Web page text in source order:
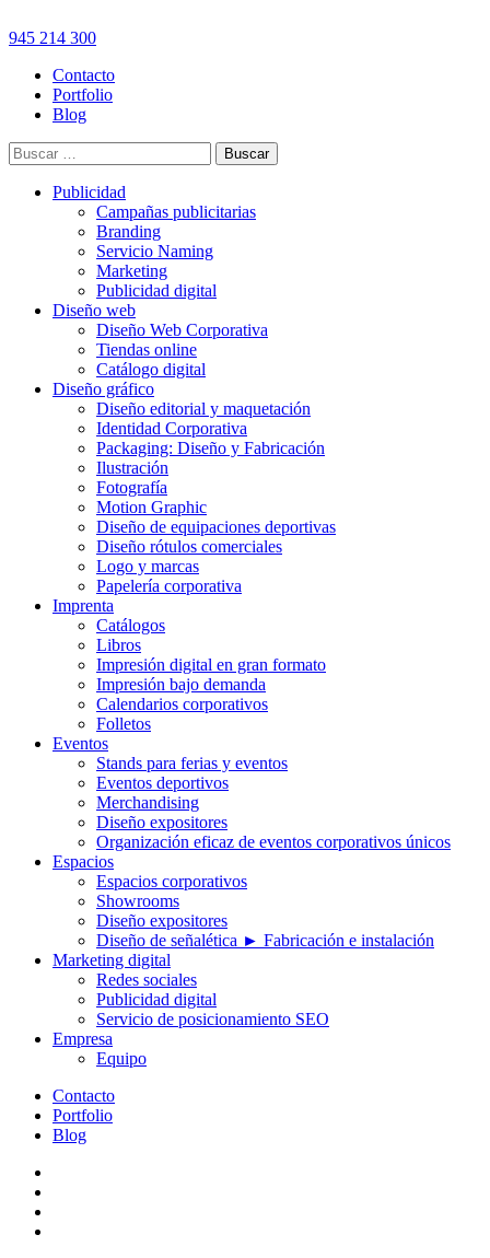
945 214 300
Contacto
Portfolio
Blog
Buscar:
Publicidad
Campañas publicitarias
Branding
Servicio Naming
Marketing
Publicidad digital
Diseño web
Diseño Web Corporativa
Tiendas online
Catálogo digital
Diseño gráfico
Diseño editorial y maquetación
Identidad Corporativa
Packaging: Diseño y Fabricación
Ilustración
Fotografía
Motion Graphic
Diseño de equipaciones deportivas
Diseño rótulos comerciales
Logo y marcas
Papelería corporativa
Imprenta
Catálogos
Libros
Impresión digital en gran formato
Impresión bajo demanda
Calendarios corporativos
Folletos
Eventos
Stands para ferias y eventos
Eventos deportivos
Merchandising
Diseño expositores
Organización eficaz de eventos corporativos únicos
Espacios
Espacios corporativos
Showrooms
Diseño expositores
Diseño de señalética ► Fabricación e instalación
Marketing digital
Redes sociales
Publicidad digital
Servicio de posicionamiento SEO
Empresa
Equipo
Contacto
Portfolio
Blog